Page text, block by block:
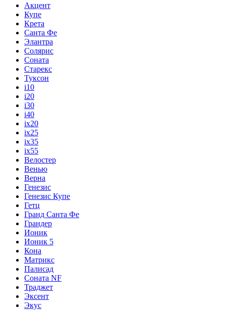
Акцент
Купе
Крета
Санта Фе
Элантра
Солярис
Соната
Старекс
Туксон
i10
i20
i30
i40
ix20
ix25
ix35
ix55
Велостер
Венью
Верна
Генезис
Генезис Купе
Гетц
Гранд Санта Фе
Грандер
Ионик
Ионик 5
Кона
Матрикс
Палисад
Соната NF
Траджет
Эксент
Экус